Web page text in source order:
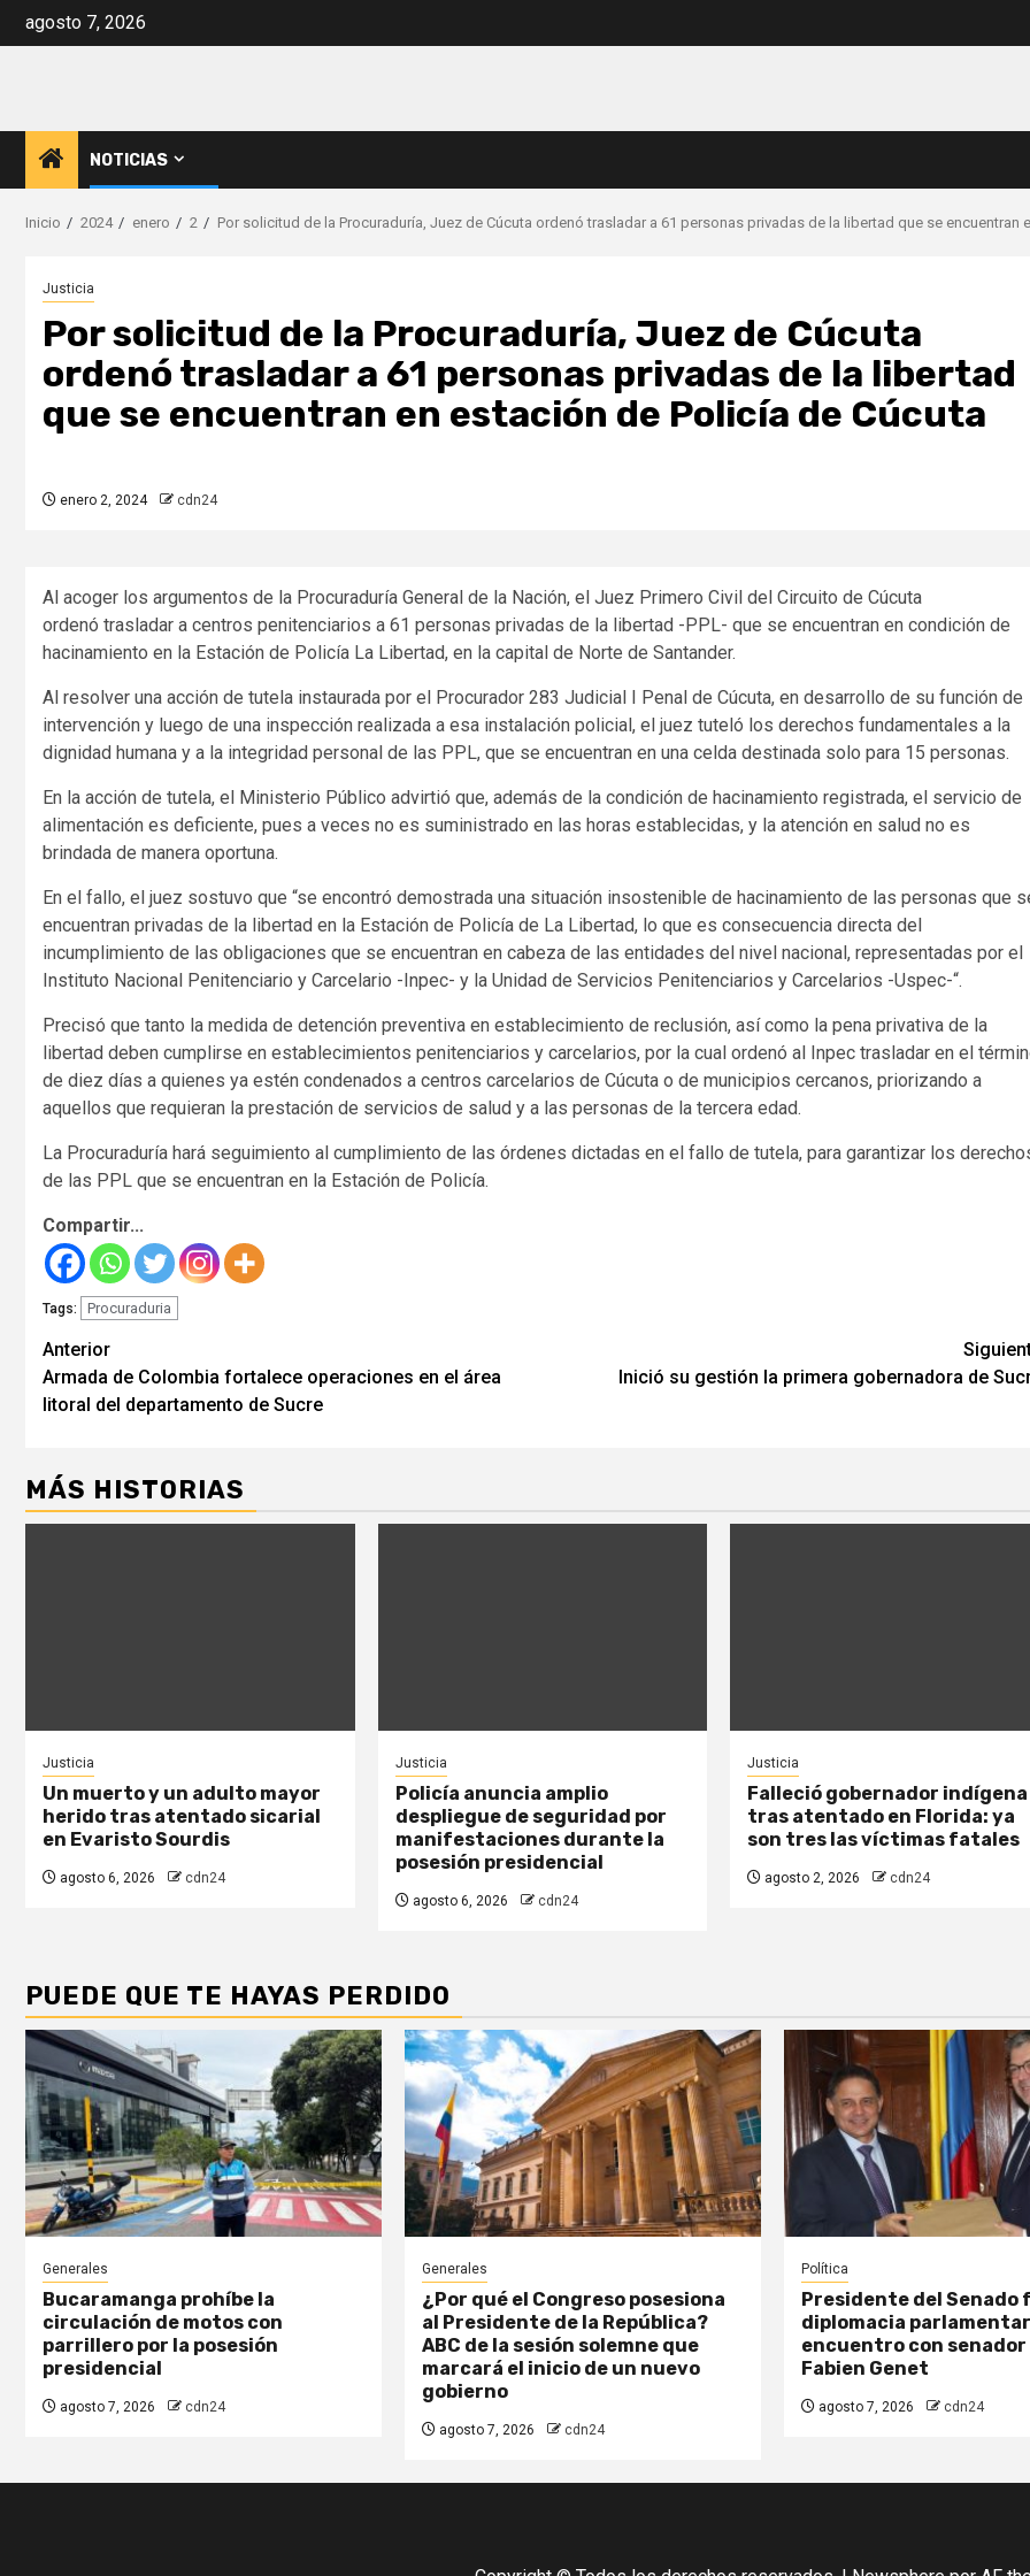
agosto 7, 2026
NOTICIAS
Inicio 2024 enero 2 Por solicitud de la Procuraduría, Juez de Cúcuta ordenó trasladar a 61 personas privadas de la libertad que se encuentran
Justicia
Por solicitud de la Procuraduría, Juez de Cúcuta
ordenó trasladar a 61 personas privadas de la libertad
que se encuentran en estación de Policía de Cúcuta
enero 2, 2024 cdn24
Al acoger los argumentos de la Procuraduría General de la Nación, el Juez Primero Civil del Circuito de Cúcuta
ordenó trasladar a centros penitenciarios a 61 personas privadas de la libertad -PPL- que se encuentran en condición de
hacinamiento en la Estación de Policía La Libertad, en la capital de Norte de Santander.
Al resolver una acción de tutela instaurada por el Procurador 283 Judicial I Penal de Cúcuta, en desarrollo de su función de
intervención y luego de una inspección realizada a esa instalación policial, el juez tuteló los derechos fundamentales a la
dignidad humana y a la integridad personal de las PPL, que se encuentran en una celda destinada solo para 15 personas.
En la acción de tutela, el Ministerio Público advirtió que, además de la condición de hacinamiento registrada, el servicio de
alimentación es deficiente, pues a veces no es suministrado en las horas establecidas, y la atención en salud no es
brindada de manera oportuna.
En el fallo, el juez sostuvo que “se encontró demostrada una situación insostenible de hacinamiento de las personas que
encuentran privadas de la libertad en la Estación de Policía de La Libertad, lo que es consecuencia directa del
incumplimiento de las obligaciones que se encuentran en cabeza de las entidades del nivel nacional, representadas por el
Instituto Nacional Penitenciario y Carcelario -Inpec- y la Unidad de Servicios Penitenciarios y Carcelarios -Uspec-“.
Precisó que tanto la medida de detención preventiva en establecimiento de reclusión, así como la pena privativa de la
libertad deben cumplirse en establecimientos penitenciarios y carcelarios, por la cual ordenó al Inpec trasladar en el
de diez días a quienes ya estén condenados a centros carcelarios de Cúcuta o de municipios cercanos, priorizando a
aquellos que requieran la prestación de servicios de salud y a las personas de la tercera edad.
La Procuraduría hará seguimiento al cumplimiento de las órdenes dictadas en el fallo de tutela, para garantizar los
de las PPL que se encuentran en la Estación de Policía.
Compartir...
Tags: Procuraduria
Seguir
leyendo
Anterior
Armada de Colombia fortalece operaciones en el área
litoral del departamento de Sucre
Inició su gestión la primera gobernadora de
MÁS HISTORIAS
Justicia
Un muerto y un adulto mayor
herido tras atentado sicarial
en Evaristo Sourdis
agosto 6, 2026 cdn24
Justicia
Policía anuncia amplio
despliegue de seguridad por
manifestaciones durante la
posesión presidencial
agosto 6, 2026 cdn24
Justicia
Falleció gobernador indígena
tras atentado en Florida: ya
son tres las víctimas fatales
agosto 2, 2026 cdn24
PUEDE QUE TE HAYAS PERDIDO
Generales
Bucaramanga prohíbe la
circulación de motos con
parrillero por la posesión
presidencial
agosto 7, 2026 cdn24
Generales
¿Por qué el Congreso posesiona
al Presidente de la República?
ABC de la sesión solemne que
marcará el inicio de un nuevo
gobierno
agosto 7, 2026 cdn24
Política
Presidente del
diplomacia
encuentro con
Fabien Genet
agosto 7, 2026 cdn24